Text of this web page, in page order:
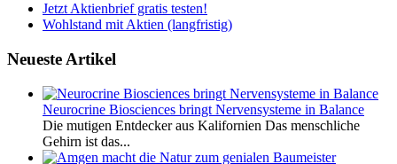
Jetzt Aktienbrief gratis testen!
Wohlstand mit Aktien (langfristig)
Neueste Artikel
Neurocrine Biosciences bringt Nervensysteme in Balance
Die mutigen Entdecker aus Kalifornien Das menschliche
Gehirn ist das...